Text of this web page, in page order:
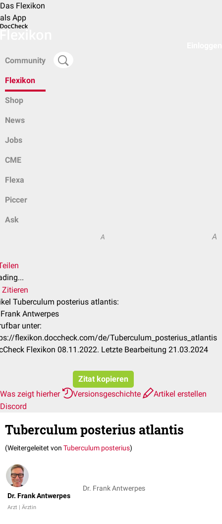
Das Flexikon
als App
Community
Flexikon
Shop
News
Jobs
CME
Flexa
Piccer
Ask
A A
Zitieren
Tuberculum posterius atlantis:
Antwerpes
unter:
flexikon.doccheck.com/de/Tuberculum_posterius_atlantis
Flexikon 08.11.2022. Letzte Bearbeitung 21.03.2024
Zitat kopieren
Was zeigt hierher
Versionsgeschichte
Artikel erstellen
Discord
Tuberculum posterius atlantis
(Weitergeleitet von Tuberculum posterius)
Dr. Frank Antwerpes
Arzt | Ärztin
Dr. Frank Antwerpes